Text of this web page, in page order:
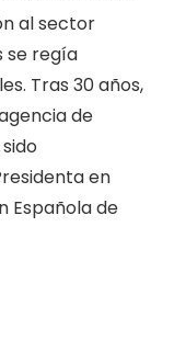
al sector
se regía
Tras 30 años,
de
en
Española de